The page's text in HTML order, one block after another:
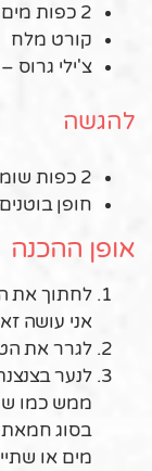
2 כפות מים
קורט מלח
צ'ילי גרוס
להגשה
2 כפות שומשום מלא קלוי על מחבת יבשה
חופן
אופן ההכנה
לחתוך את
אני עושה
לגרר את
לנער
ממש כמו
בסוג חמאת
מים או